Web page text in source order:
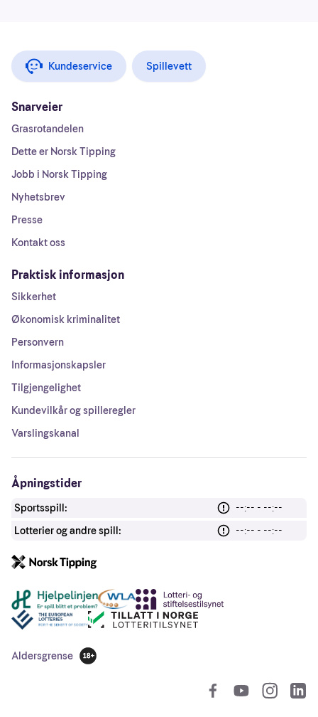
Kundeservice Spillevett
Snarveier
Grasrotandelen
Dette er Norsk Tipping
Jobb i Norsk Tipping
Nyhetsbrev
Presse
Kontakt oss
Praktisk informasjon
Sikkerhet
Økonomisk kriminalitet
Personvern
Informasjonskapsler
Tilgjengelighet
Kundevilkår og spilleregler
Varslingskanal
Åpningstider
Sportsspill:
--:-- - --:--
Lotterier og andre spill:
--:-- - --:--
Andre lenker
Aldersgrense
18 år